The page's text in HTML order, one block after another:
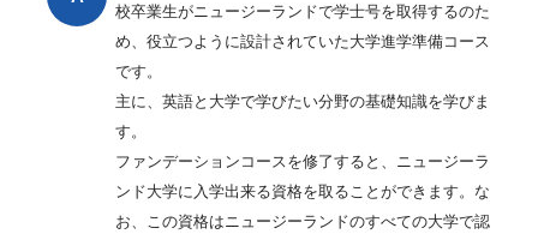
校卒業生がニュージーランドで学士号を取得するのた
め、役立つように設計されていた大学進学準備コース
です。
主に、英語と大学で学びたい分野の基礎知識を学びま
す。
ファンデーションコースを修了すると、ニュージーラ
ンド大学に入学出来る資格を取ることができます。な
お、この資格はニュージーランドのすべての大学で認